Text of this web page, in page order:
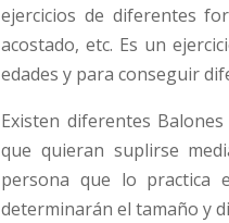
ejercicios de diferentes
acostado, etc. Es un
edades y para conseguir
Existen diferentes
que quieran suplirse
persona que lo practica
determinarán el tamaño y